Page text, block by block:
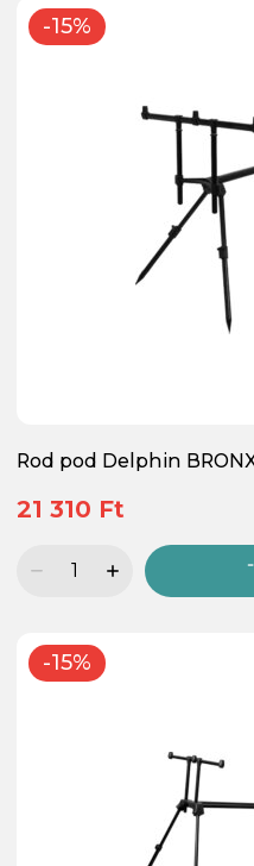
-15%
Rod pod Delphin
21 310 Ft
-15%